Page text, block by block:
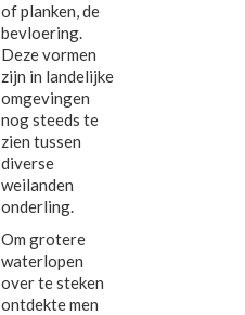
of planken, de
bevloering.
Deze vormen
zijn in landelijke
omgevingen
nog steeds te
zien tussen
diverse
weilanden
onderling.
Om grotere
waterlopen
over te steken
ontdekte men